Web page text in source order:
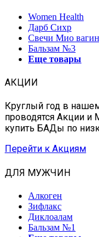
Women Health
Дарб Сихр
Свечи Мио
Бальзам №3
Еще товары
АКЦИИ
Круглый год в
проводятся Акции
купить БАДы по
Перейти к Акциям
ДЛЯ МУЖЧИН
Алкоген
Зифлакс
Диклоалам
Бальзам №1